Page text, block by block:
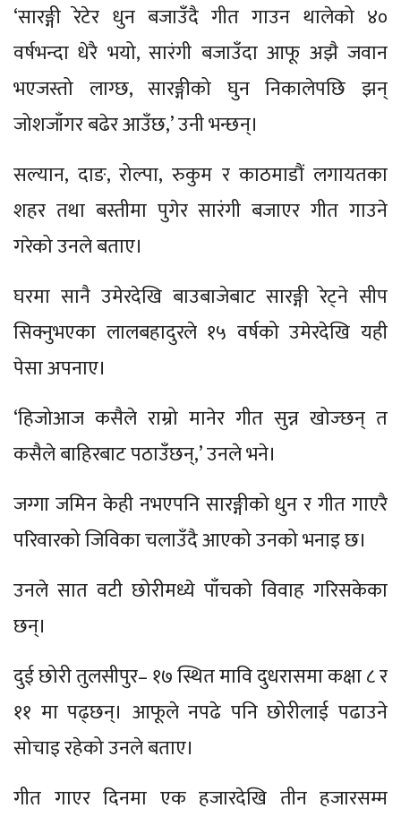
‘सारङ्गी रेटेर धुन बजाउँदै गीत गाउन थालेको ४०
वर्षभन्दा धेरै भयो, सारंगी बजाउँदा आफू अझै जवान
भएजस्तो लाग्छ, सारङ्गीको घुन निकालेपछि झन्
जोशजाँगर बढेर आउँछ,’ उनी भन्छन्।
सल्यान, दाङ, रोल्पा, रुकुम र काठमाडौं लगायतका
शहर तथा बस्तीमा पुगेर सारंगी बजाएर गीत गाउने
गरेको उनले बताए।
घरमा सानै उमेरदेखि बाउबाजेबाट सारङ्गी रेट्ने सीप
सिक्नुभएका लालबहादुरले १५ वर्षको उमेरदेखि यही
पेसा अपनाए।
‘हिजोआज कसैले राम्रो मानेर गीत सुन्न खोज्छन् त
कसैले बाहिरबाट पठाउँछन्,’ उनले भने।
जग्गा जमिन केही नभएपनि सारङ्गीको धुन र गीत गाएरै
परिवारको जिविका चलाउँदै आएको उनको भनाइ छ।
उनले सात वटी छोरीमध्ये पाँचको विवाह गरिसकेका
छन्।
दुई छोरी तुलसीपुर– १७ स्थित मावि दुधरासमा कक्षा ८ र
११ मा पढ्छन्। आफूले नपढे पनि छोरीलाई पढाउने
सोचाइ रहेको उनले बताए।
गीत गाएर दिनमा एक हजारदेखि तीन हजारसम्म